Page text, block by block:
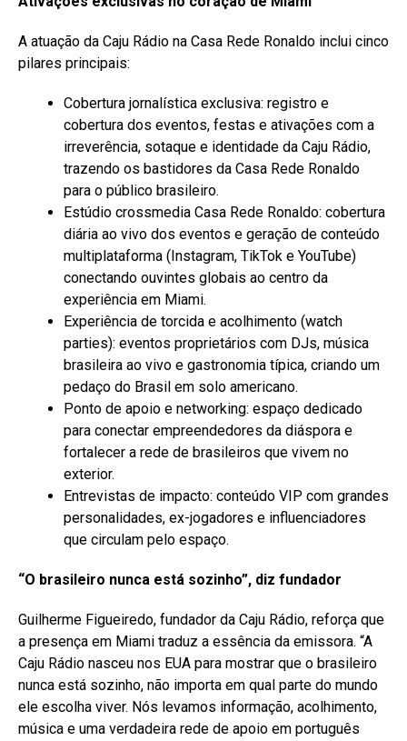
A atuação da Caju Rádio na Casa Rede Ronaldo inclui cinco
pilares principais:
Cobertura jornalística exclusiva: registro e
cobertura dos eventos, festas e ativações com a
irreverência, sotaque e identidade da Caju Rádio,
trazendo os bastidores da Casa Rede Ronaldo
para o público brasileiro.
Estúdio crossmedia Casa Rede Ronaldo: cobertura
diária ao vivo dos eventos e geração de conteúdo
multiplataforma (Instagram, TikTok e YouTube)
conectando ouvintes globais ao centro da
experiência em Miami.
Experiência de torcida e acolhimento (watch
parties): eventos proprietários com DJs, música
brasileira ao vivo e gastronomia típica, criando um
pedaço do Brasil em solo americano.
Ponto de apoio e networking: espaço dedicado
para conectar empreendedores da diáspora e
fortalecer a rede de brasileiros que vivem no
exterior.
Entrevistas de impacto: conteúdo VIP com grandes
personalidades, ex-jogadores e influenciadores
que circulam pelo espaço.
“O brasileiro nunca está sozinho”, diz fundador
Guilherme Figueiredo, fundador da Caju Rádio, reforça que
a presença em Miami traduz a essência da emissora. “A
Caju Rádio nasceu nos EUA para mostrar que o brasileiro
nunca está sozinho, não importa em qual parte do mundo
ele escolha viver. Nós levamos informação, acolhimento,
música e uma verdadeira rede de apoio em português